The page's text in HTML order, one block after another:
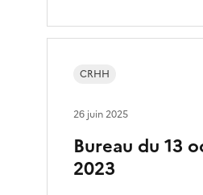
Bureau du 13
2023
CRHH
26 juin 2025